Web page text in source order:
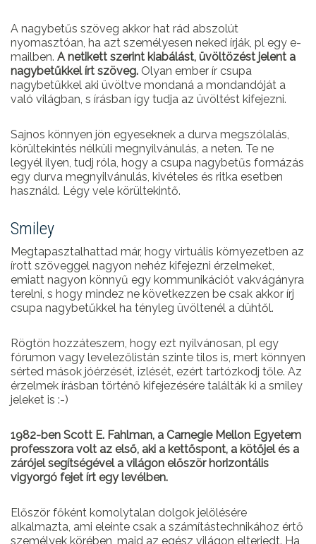
A nagybetűs szöveg akkor hat rád abszolút
nyomasztóan, ha azt személyesen neked írják, pl egy e-
mailben. A netikett szerint kiabálást, üvöltözést jelent a
nagybetűkkel írt szöveg. Olyan ember ír csupa
nagybetűkkel aki üvöltve mondaná a mondandóját a
való világban, s írásban így tudja az üvöltést kifejezni.
Sajnos könnyen jön egyeseknek a durva megszólalás,
körültekintés nélküli megnyilvánulás, a neten. Te ne
legyél ilyen, tudj róla, hogy a csupa nagybetűs formázás
egy durva megnyilvánulás, kivételes és ritka esetben
használd. Légy vele körültekintő.
Smiley
Megtapasztalhattad már, hogy virtuális környezetben az
írott szöveggel nagyon nehéz kifejezni érzelmeket,
emiatt nagyon könnyű egy kommunikációt vakvágányra
terelni, s hogy mindez ne következzen be csak akkor írj
csupa nagybetűkkel ha tényleg üvöltenél a dühtől.
Rögtön hozzáteszem, hogy ezt nyilvánosan, pl egy
fórumon vagy levelezőlistán szinte tilos is, mert könnyen
sérted mások jóérzését, izlését, ezért tartózkodj tőle. Az
érzelmek írásban történő kifejezésére találták ki a smiley
jeleket is :-)
1982-ben Scott E. Fahlman, a Carnegie Mellon Egyetem
professzora volt az első, aki a kettőspont, a kötőjel és a
zárójel segítségével a világon először horizontális
vigyorgó fejet írt egy levélben.
Először főként komolytalan dolgok jelölésére
alkalmazta, ami eleinte csak a számítástechnikához értő
személyek körében, majd az egész világon elterjedt. Ha